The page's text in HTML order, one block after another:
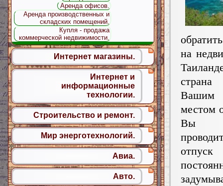
на
Вашим
местом
Вы
Аренда офисов.
Аренда производственных и
складских помещений.
Купля - продажа
коммерческой недвижимости.
Интернет магазины.
Интернет и
информационные
технологии.
Строительство и ремонт.
Мир энерготехнологий.
Авиа.
Авто.